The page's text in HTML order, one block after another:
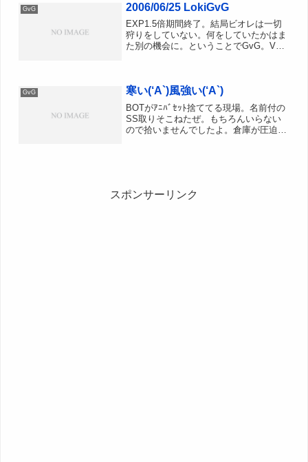
GvG 2006/06/25 LokiGvG
EXP1.5倍期間終了。結局ビオレは一切
狩りをしていない。何をしていたかはま
た別の機会に。ということでGvG。V3
数秒前に某氏がや...
GvG 寒い(‘A`)風強い(‘A`)
BOTがｱﾆﾊﾞｾｯﾄ捨ててる現場。名前付の
SS取りそこねたぜ。もちろんいらない
ので拾いませんでしたよ。倉庫が圧迫さ
スポンサーリンク